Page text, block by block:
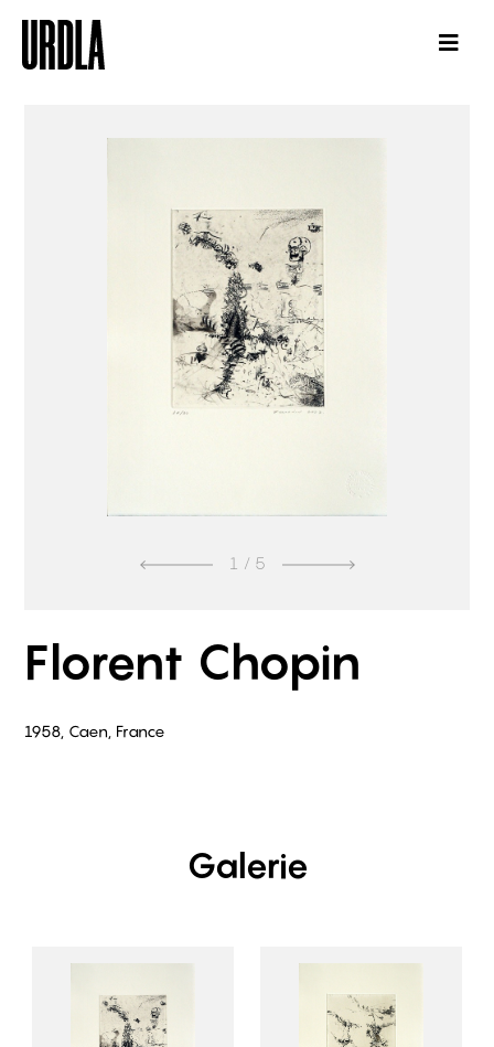
1 / 5
Florent Chopin
1958, Caen, France
Galerie